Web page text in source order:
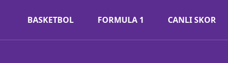
BASKETBOL FORMULA 1 CANLI SKOR